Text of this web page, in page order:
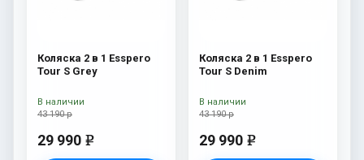
Коляска 2 в 1 Esspero
Tour S Grey
43 190 р
29 990 e
В наличии
Коляска 2 в 1 Esspero
Tour S Denim
43 190 р
29 990 e
В наличии